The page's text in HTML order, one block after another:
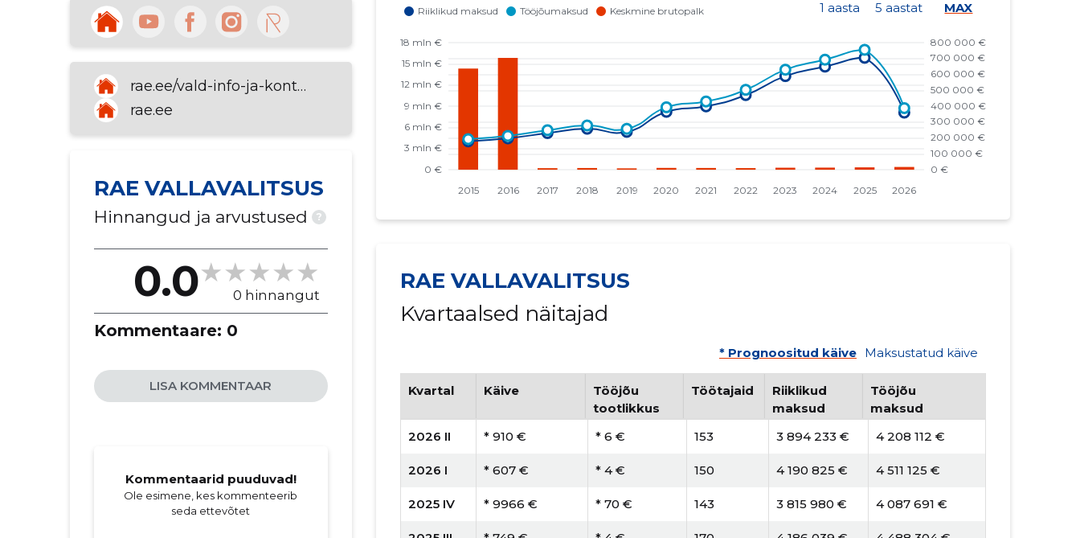
rae.ee/vald-info-ja-kontaktid/kontakt/uldkontaktid
rae.ee
RAE VALLAVALITSUS
Hinnangud ja arvustused ?
0.0 0 hinnangut
Kommentaare: 0
LISA KOMMENTAAR
Kommentaarid puuduvad!
Ole esimene, kes kommenteerib
seda ettevõtet
1 aasta 5 aastat MAX
RAE VALLAVALITSUS
Kvartaalsed näitajad
* Prognoositud käive Maksustatud käive
Kvartal Käive
Tööjõu
tootlikkus
Töötajaid
Riiklikud
maksud
Tööjõu
maksud
2026 II
* 910 € * 6 € 153 3 894 233 € 4 208 112 €
2026 I * 607 € * 4 € 150 4 190 825 € 4 511 125 €
2025 IV * 9966 € * 70 € 143 3 815 980 € 4 087 691 €